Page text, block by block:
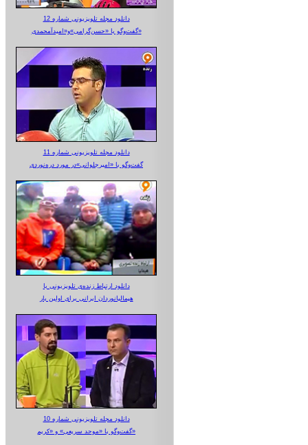
دانلود مجله تلویزیونی شماره 12
گفت‌وگو با «حسن‌گرامی»و«امیدآمحمدی»
دانلود مجله تلویزیونی شماره 11
گفت‌وگو با «امیرجلوانی»در مورد دره‌نوردی
دانلود ارتباط زنده‌ی تلویزیونی‌ با
هیمالیانوردان ایرانی برای اولین بار
دانلود مجله تلویزیونی شماره 10
گفت‌وگو با «موحد سریعی» و «کریم»